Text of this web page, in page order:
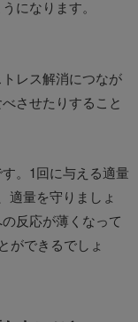
になります。
レス解消につなが
させたりすること
。1回に与える適量
適量を守りましょ
反応が薄くなって
ができるでしょ